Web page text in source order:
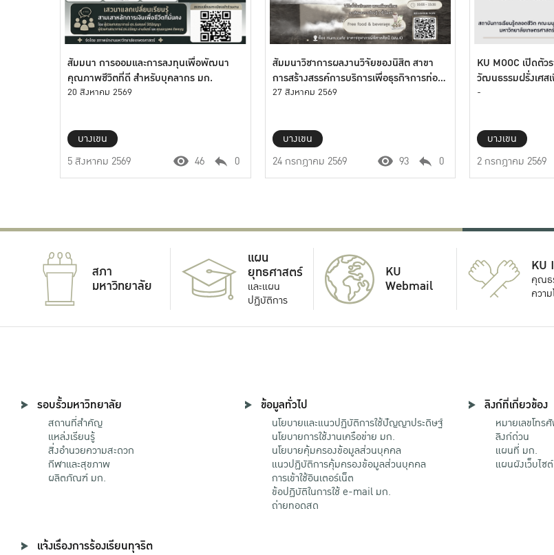
สัมมนา การออมและการลงทุนเพื่อพัฒนา
คุณภาพชีวิตที่ดี สำหรับบุคลากร มก.
20 สิงหาคม 2569
บางเขน
5 สิงหาคม 2569
46 0
สัมมนาวิชาการผลงานวิจัยของนิสิต สาขา
การสร้างสรรค์การบริการเพื่อธุรกิจการท่อง
เที่ยว ครั้งที่ 2 ”DTHI: The Golden
27 สิงหาคม 2569
บางเขน
24 กรกฎาคม 2569
93 0
KU MOOC เปิดตั
วัฒนธรรมฝรั่งเศส
-
บางเขน
2 กรกฎาคม 2569
สภา
มหาวิทยาลัย
แผน
ยุทธศาสตร์
และแผน
ปฏิบัติการ
KU
Webmail
KU
คุณธ
ควา
รอบรั้วมหาวิทยาลัย
สถานที่สำคัญ
แหล่งเรียนรู้
สิ่งอำนวยความสะดวก
กีฬาและสุขภาพ
ผลิตภัณฑ์ มก.
ข้อมูลทั่วไป
นโยบายและแนวปฏิบัติการใช้ปัญญาประดิษฐ์
นโยบายการใช้งานเครือข่าย มก.
นโยบายคุ้มครองข้อมูลส่วนบุคคล
แนวปฏิบัติการคุ้มครองข้อมูลส่วนบุคคล
การเข้าใช้อินเตอร์เน็ต
ข้อปฏิบัติในการใช้ e-mail มก.
ถ่ายทอดสด
ลิงก์ที่เกี่ยวข้อง
หมายเลขโทร
ลิงก์ด่วน
แผนที่ มก.
แผนผังเว็บไซต์
แจ้งเรื่องการร้องเรียนทุจริต